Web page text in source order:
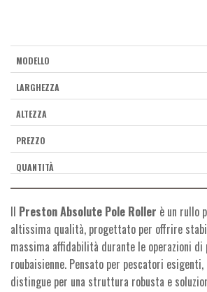
Il Preston Absolute Pole Roller è un rullo
altissima qualità, progettato per offrire
massima affidabilità durante le operazioni di
roubaisienne. Pensato per pescatori
distingue per una struttura robusta e